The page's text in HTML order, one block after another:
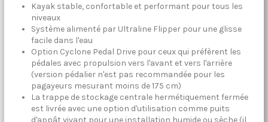
Kayak stable, confortable et performant pour tous les
niveaux
Système alimenté par Ultraline Flipper pour une glisse
facile dans l'eau
Option Cyclone Pedal Drive pour ceux qui préfèrent les
pédales avec propulsion vers l'avant et vers l'arrière
(version pédalier n'est pas recommandée pour les
pagayeurs mesurant moins de 175 cm)
La trappe de stockage centrale hermétiquement fermée
est livrée avec une option d'utilisation comme puits
d'appât vivant pour une installation humide ou sèche (il